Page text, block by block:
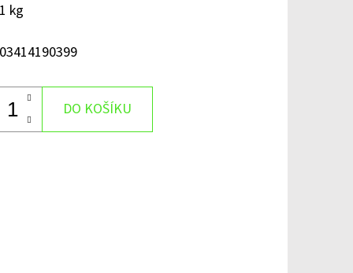
kg
DO KOŠÍKU